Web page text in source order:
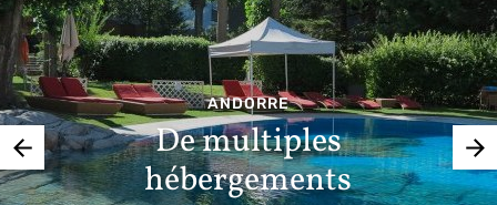
ANDORRE
De multiples
hébergements